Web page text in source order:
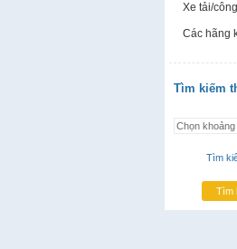
Xe tải/
Các hãng
Tìm kiếm
Tìm
Tìm